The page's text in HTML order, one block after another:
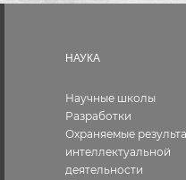
НАУКА
Научные школы
Разработки
Охраняемые
интеллектуальной
деятельности